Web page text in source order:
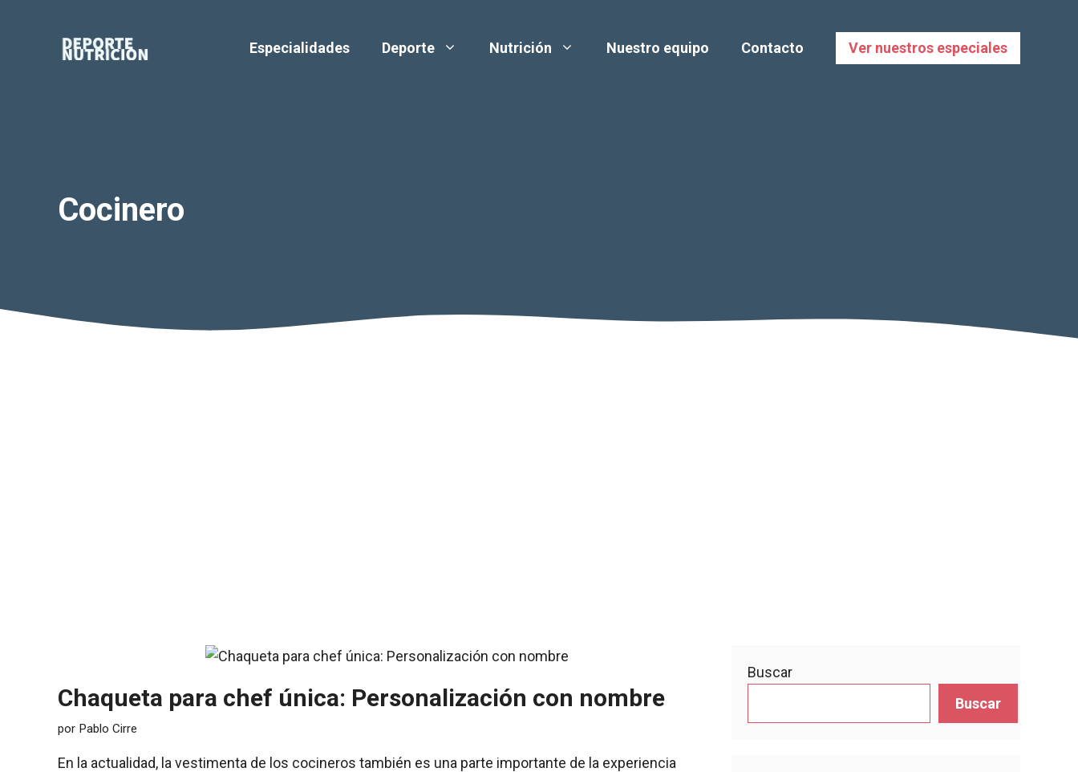
Especialidades Deporte Nutrición Nuestro equipo Contacto Ver nuestros especiales
Cocinero
Chaqueta para chef única: Personalización con nombre
por Pablo Cirre
En la actualidad, la vestimenta de los cocineros también es una parte importante de la experiencia
Buscar
Buscar